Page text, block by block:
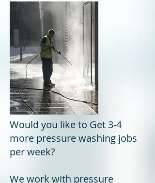
Would you like to Get 3-4
more pressure washing jobs
per week?
We work with pressure